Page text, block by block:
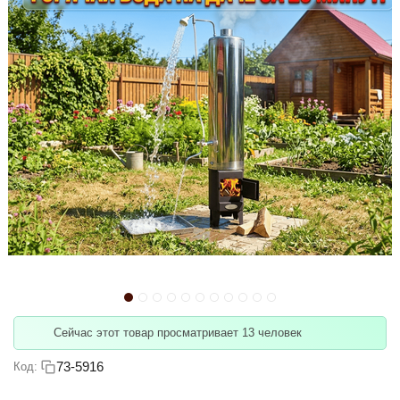
Сейчас этот товар просматривает 13 человек
Код: 73-5916